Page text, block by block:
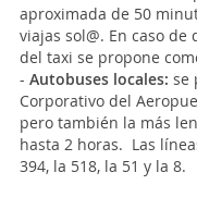
aproximada de 50
viajas sol@. En caso
del taxi se propone
- Autobuses locales: se
Corporativo del
pero también la más
hasta 2 horas. Las
394, la 518, la 51 y la 8.